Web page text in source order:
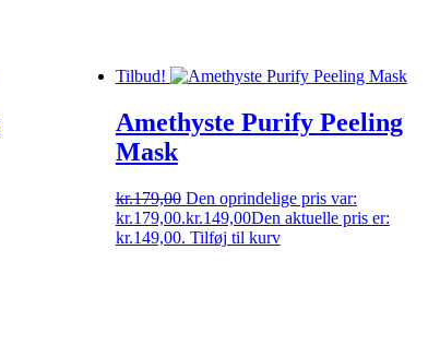
Tilbud!
Amethyste Purify Peeling
Mask
kr.179,00 Den oprindelige pris var:
kr.179,00.kr.149,00Den aktuelle pris er:
kr.149,00. Tilføj til kurv